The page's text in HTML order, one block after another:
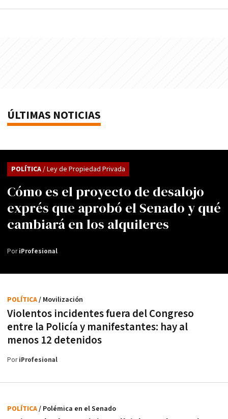
ÚLTIMAS NOTICIAS
Cómo es el proyecto de desalojo
exprés que aprobó el Senado y qué
cambiará en los alquileres
POLÍTICA/ Ley de Propiedad Privada
PoriProfesional
Violentos incidentes fuera del Congreso
entre la Policía y manifestantes: hay al
menos 12 detenidos
POLÍTICA/ Movilización
PoriProfesional
POLÍTICA/ Polémica en el Senado